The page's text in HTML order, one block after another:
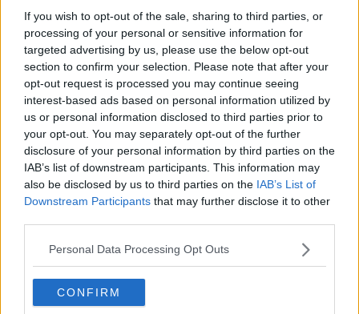
If you wish to opt-out of the sale, sharing to third parties, or
processing of your personal or sensitive information for
targeted advertising by us, please use the below opt-out
section to confirm your selection. Please note that after your
opt-out request is processed you may continue seeing
interest-based ads based on personal information utilized by
us or personal information disclosed to third parties prior to
your opt-out. You may separately opt-out of the further
disclosure of your personal information by third parties on the
IAB’s list of downstream participants. This information may
also be disclosed by us to third parties on the IAB’s List of
Downstream Participants that may further disclose it to other
Personal Data Processing Opt Outs
CONFIRM
Fiamme
Anzi
Confessioni autoreferenziali
Utopie
Estate
Il lago
Il diluvio
La classe
Pensieri incoerenti
Dal balcone
Insomnia
Il guardiano
Lo sgombero
Pensieri brevi
L'evoluzione della specie
Il servizio
Riflessioni